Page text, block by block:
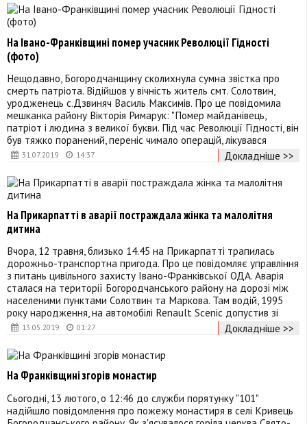
31.07.2019 14:37
На Івано-Франківщині помер учасник Революції Гідності
(фото)
Нещодавно, Богородчанщину сколихнула сумна звістка про
смерть патріота. Відійшов у вічність житель смт. Солотвин,
уродженець с.Дзвиняч Василь Максимів. Про це повідомила
мешканка району Вікторія Римарук: "Помер майданівець,
патріот і людина з великої букви. Під час Революції Гідності, він
був тяжко поранений, переніс чимало операцій, лікувався
Докладніше >>
13.05.2019 01:27
На Прикарпатті в аварії постраждала жінка та малолітня
дитина
Вчора, 12 травня, близько 14.45 на Прикарпатті трапилась
дорожньо-транспортна пригода. Про це повідомляє управління
з питань цивільного захисту Івано-Франківської ОДА. Аварія
сталася на території Богородчанського району на дорозі між
населеними пунктами Солотвин та Маркова. Там водій, 1995
року народження, на автомобілі Renault Scenic допустив зі
Докладніше >>
На Франківщині згорів монастир
Сьогодні, 13 лютого, о 12:46 до служби порятунку "101"
надійшло повідомлення про пожежу монастиря в селі Кривець